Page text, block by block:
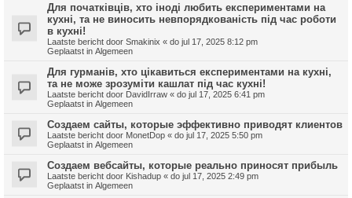
Для початківців, хто іноді любить експериментами на
кухні, та не виносить невпорядкованість під час роботи
в кухні!
Laatste bericht door Smakinix « do jul 17, 2025 8:12 pm
Geplaatst in Algemeen
Для гурманів, хто цікавиться експериментами на кухні,
та не може зрозуміти кашлат під час кухні!
Laatste bericht door DavidIrraw « do jul 17, 2025 6:41 pm
Geplaatst in Algemeen
Создаем сайты, которые эффективно приводят клиентов
Laatste bericht door MonetDop « do jul 17, 2025 5:50 pm
Geplaatst in Algemeen
Создаем вебсайты, которые реально приносят прибыль
Laatste bericht door Kishadup « do jul 17, 2025 2:49 pm
Geplaatst in Algemeen